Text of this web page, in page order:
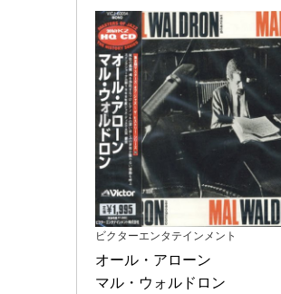
ビクターエンタテインメント
オール・アローン
マル・ウォルドロン